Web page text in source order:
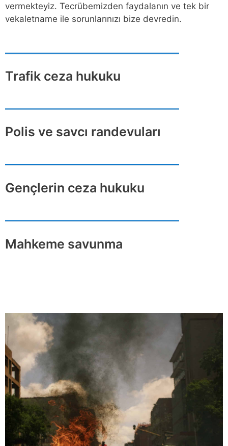
vermekteyiz. Tecrübemizden faydalanın ve tek bir
vekaletname ile sorunlarınızı bize devredin.
Trafik ceza hukuku
Polis ve savcı randevuları
Gençlerin ceza hukuku
Mahkeme savunma